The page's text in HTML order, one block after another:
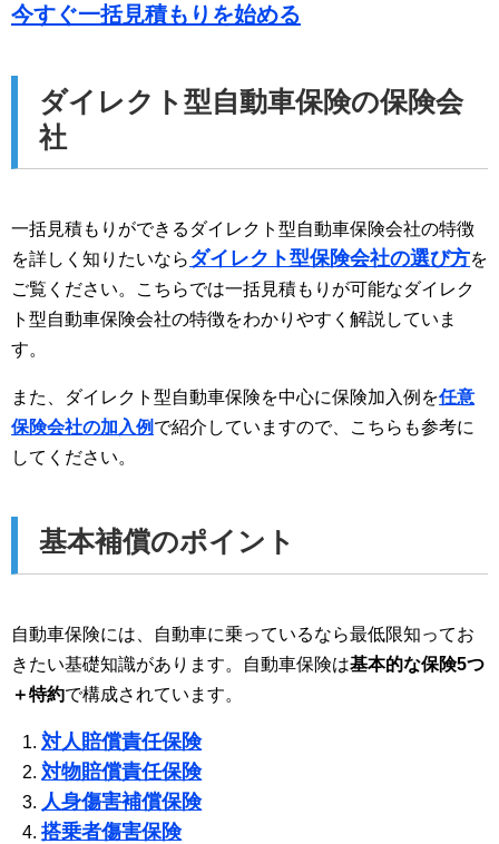
今すぐ一括見積もりを始める
ダイレクト型自動車保険の保険会
社
一括見積もりができるダイレクト型自動車保険会社の特徴
を詳しく知りたいならダイレクト型保険会社の選び方を
ご覧ください。こちらでは一括見積もりが可能なダイレク
ト型自動車保険会社の特徴をわかりやすく解説していま
す。
また、ダイレクト型自動車保険を中心に保険加入例を任意
保険会社の加入例 で紹介していますので、こちらも参考に
してください。
基本補償のポイント
自動車保険には、自動車に乗っているなら最低限知ってお
きたい基礎知識があります。自動車保険は基本的な保険5つ
＋特約で構成されています。
対人賠償責任保険
対物賠償責任保険
人身傷害補償保険
搭乗者傷害保険